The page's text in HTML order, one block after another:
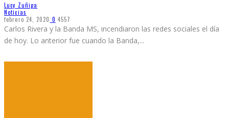
Lucy Zuñiga
Noticias
febrero 24, 2020 0 4557
Carlos Rivera y la Banda MS, incendiaron las redes sociales el día
de hoy. Lo anterior fue cuando la Banda,...